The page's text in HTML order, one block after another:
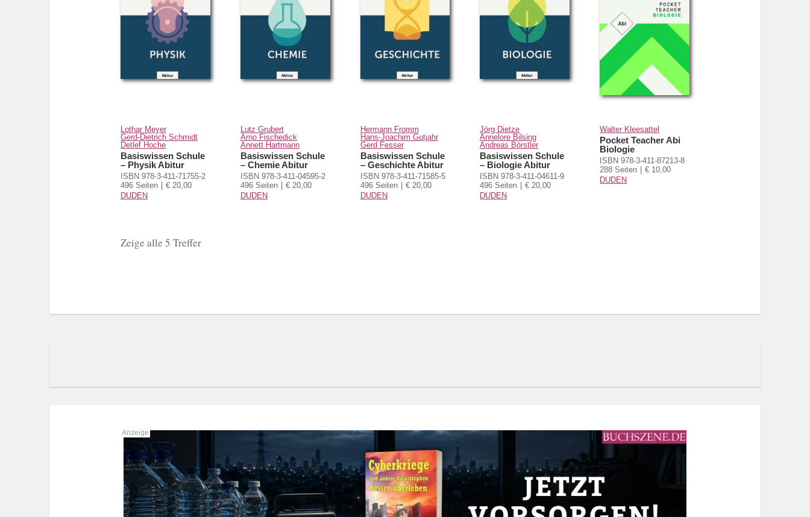
Lothar Meyer
Gerd-Dietrich Schmidt
Detlef Hoche
Basiswissen Schule
– Physik Abitur
ISBN 978-3-411-71755-2
496 Seiten
€ 20,00
DUDEN
Lutz Grubert
Arno Fischedick
Annett Hartmann
Basiswissen Schule
– Chemie Abitur
ISBN 978-3-411-04595-2
496 Seiten
€ 20,00
DUDEN
Hermann Fromm
Hans-Joachim Gutjahr
Gerd Fesser
Basiswissen Schule
– Geschichte Abitur
ISBN 978-3-411-71585-5
496 Seiten
€ 20,00
DUDEN
Jörg Dietze
Annelore Bilsing
Andreas Börstler
Basiswissen Schule
– Biologie Abitur
ISBN 978-3-411-04611-9
496 Seiten
€ 20,00
DUDEN
Walter Kleesattel
Pocket Teacher Abi
Biologie
ISBN 978-3-411-87213-8
288 Seiten
€ 10,00
DUDEN
Zeige alle 5 Treffer